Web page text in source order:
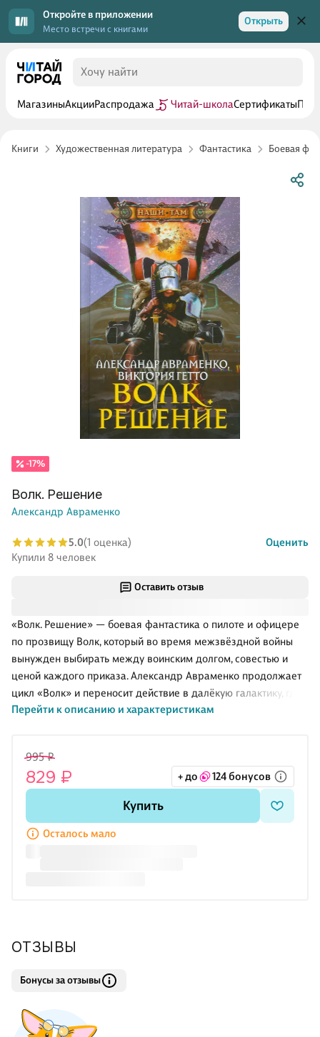
Откройте в приложении
Место встречи с книгами
Открыть
МагазиныАкцииРаспродажа Читай-школаСертификаты
Книги Художественная литература Фантастика Боевая
Оставить отзыв
«Волк. Решение» — боевая фантастика о пилоте и офицере
по прозвищу Волк, который во время межзвёздной войны
вынужден выбирать между воинским долгом, совестью и
ценой каждого приказа. Александр Авраменко продолжает
цикл «Волк» и переносит действие в далёкую галактику, где
Союз Трёх народов сражается с самым жестоким
столкновение разных культур и решения, от которых зависит
судьба товарищей и остатки свободы.
О чём книга
Союз Трёх народов держится из последних сил, а война
требует всё новых жертв. Герою приходится участвовать в
Перейти к описанию и характеристикам
-17%
Волк. Решение
Александр Авраменко
5.0(1 оценка)
Оценить
Купили 8 человек
995 ₽
829 ₽ + до 124 бонусов
Купить
Осталось мало
ОТЗЫВЫ
Бонусы за отзывы